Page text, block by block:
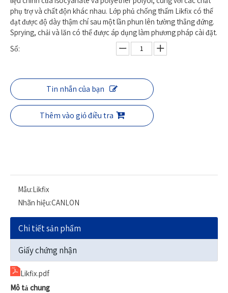
phụ trợ và chất độn khác nhau. Lớp phủ chống thấm Likfix có thể
đạt được độ dày thậm chí sau một lần phun lên tường thẳng đứng.
Sprying, chải và lăn có thể được áp dụng làm phương pháp cài đặt.
Số:
Tin nhắn của bạn
Thêm vào giỏ điều tra
Mẫu:Likfix
Nhãn hiệu:CANLON
Chi tiết sản phẩm
Giấy chứng nhận
Likfix.pdf
Mô tả chung